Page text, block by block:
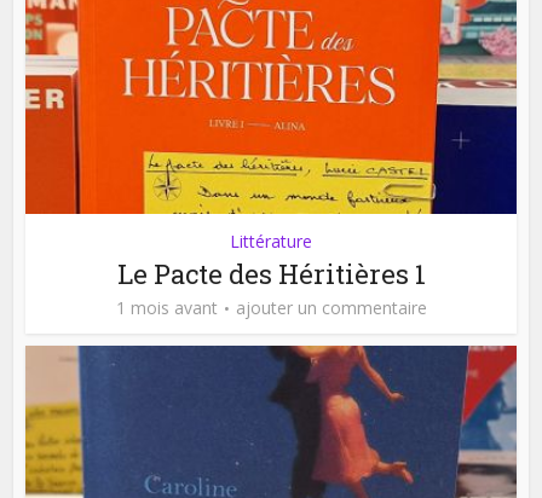
Littérature
Le Pacte des Héritières 1
1 mois avant ajouter un commentaire